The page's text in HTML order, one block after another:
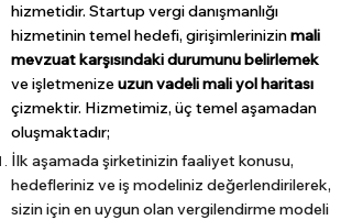
hizmetidir. Startup vergi danışmanlığı
hizmetinin temel hedefi, girişimlerinizinmali
mevzuat karşısındaki durumunu belirlemek
veişletmenizeuzun vadeli mali yol haritası
çizmektir. Hizmetimiz, üç temel aşamadan
oluşmaktadır;
İlk aşamada şirketinizin faaliyet konusu,
hedefleriniz ve iş modeliniz değerlendirilerek,
sizin için en uygun olan vergilendirme modeli